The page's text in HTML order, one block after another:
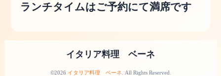
ランチタイムはご予約にて満席です
イタリア料理 ベーネ
©2026 イタリア料理 ベーネ . All Rights Reserved.